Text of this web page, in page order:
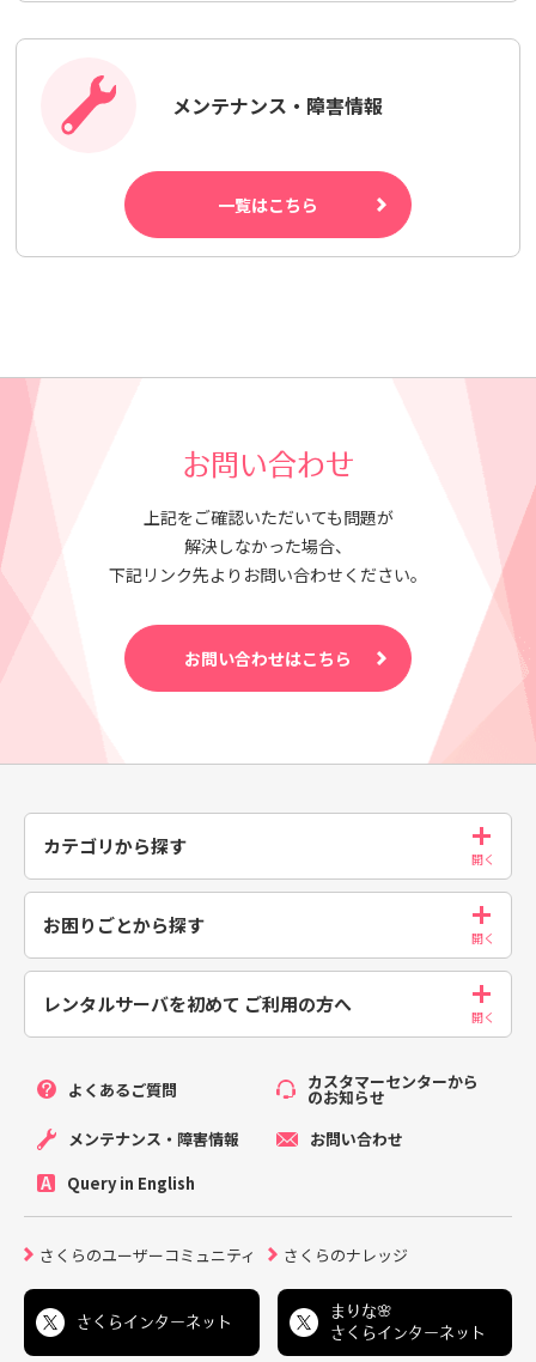
メンテナンス・障害情報
一覧はこちら
お問い合わせ
上記をご確認いただいても問題が
解決しなかった場合、
下記リンク先よりお問い合わせください。
お問い合わせはこちら
カテゴリから探す
お困りごとから探す
レンタルサーバを初めて ご利用の方へ
よくあるご質問 カスタマーセンターから
のお知らせ
メンテナンス・障害情報
お問い合わせ
Query in English
さくらのユーザーコミュニティ さくらのナレッジ
さくらインターネット
まりな🌸
さくらインターネット